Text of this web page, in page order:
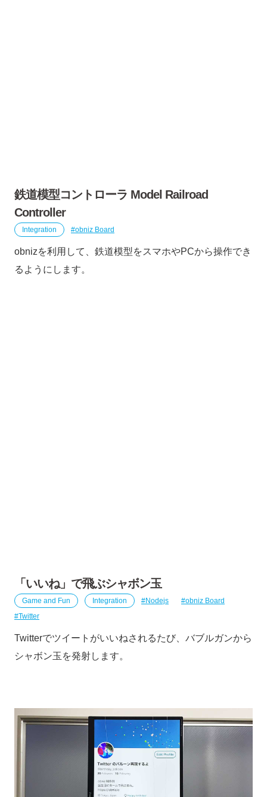
鉄道模型コントローラ Model Railroad
Controller
Integration obniz Board
obnizを利用して、鉄道模型をスマホやPCから操作でき
るようにします。
「いいね」で飛ぶシャボン玉
Game and Fun Integration Nodejs
obniz Board
Twitter
Twitterでツイートがいいねされるたび、バブルガンから
シャボン玉を発射します。